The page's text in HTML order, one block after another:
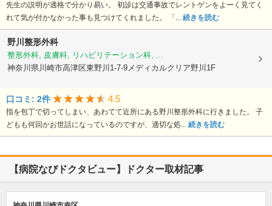
先生の説明が適格で分かり易い。 初診は交通事故でレントゲンをよーく見てく
れて気が付かなかった事も見つけてくれました。 「... 続きを読む
野川整形外科
整形外科, 皮膚科, リハビリテーション科, ...
神奈川県川崎市高津区東野川1-7-9メディカルクリア野川1F
口コミ: 2件 4.5
指を包丁で切ってしまい、あわてて近所にある野川整形外科に行きました。 子
どもも何回かお世話になっているのですが、適切な処... 続きを読む
【病院なびドクタビュー】ドクター取材記事